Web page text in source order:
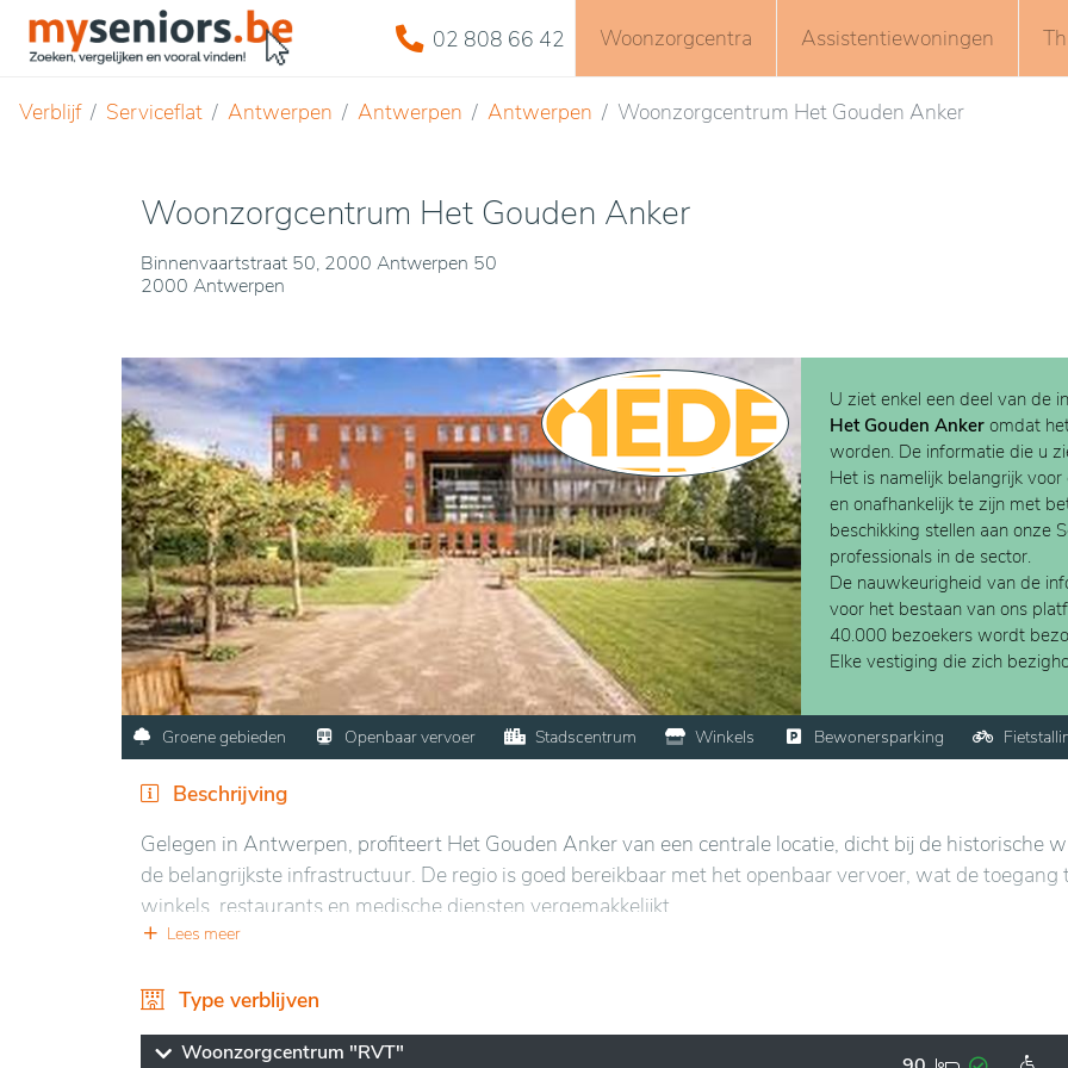
02 808 66 42 Woonzorgcentra Assistentiewoningen
Verblijf Serviceflat Antwerpen Antwerpen Antwerpen Woonzorgcentrum Het Gouden Anker
Woonzorgcentrum Het Gouden Anker
Binnenvaartstraat 50, 2000 Antwerpen 50
2000 Antwerpen
U ziet enkel een deel van de
Het Gouden Anker omdat
worden. De informatie die u
Het is namelijk belangrijk
en onafhankelijk te zijn met
beschikking stellen aan onze
professionals in de sector.
De nauwkeurigheid van de
voor het bestaan van ons
40.000 bezoekers wordt
Elke vestiging die zich
Groene gebieden Openbaar vervoer Stadscentrum Winkels Bewonersparking
Beschrijving
Gelegen in Antwerpen, profiteert Het Gouden Anker van een centrale locatie, dicht bij de historische
de belangrijkste infrastructuur. De regio is goed bereikbaar met het openbaar vervoer, wat de toegang
winkels, restaurants en medische diensten vergemakkelijkt.
voor rust en welzijn. Bewoners kunnen genieten van wandelingen langs de kanalen en in de
parken.
Lees meer
Type verblijven
Woonzorgcentrum "RVT"